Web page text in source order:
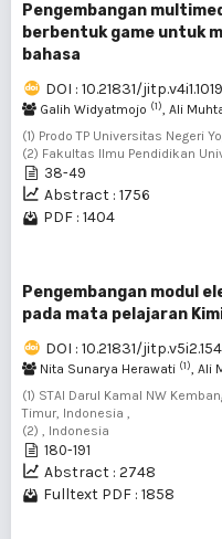
Pengembangan
berbentuk game untuk
bahasa
DOI : 10.21831/
Galih Widyatmojo (1), Ali
(1) Prodo TP Universitas Negeri
(2) Fakultas Ilmu Pendidikan
38-49
Abstract : 1756
PDF : 1404
Pengembangan modul
pada mata pelajaran
DOI : 10.21831/
Nita Sunarya Herawati (1), Ali
(1) STAI Darul Kamal NW
Timur, Indonesia ,
(2) , Indonesia
180-191
Abstract : 2748
Fulltext PDF : 1858